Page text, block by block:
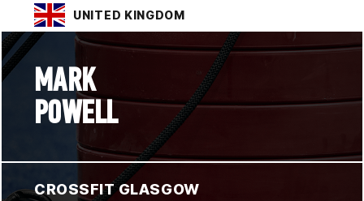
UNITED KINGDOM
MARK
POWELL
CROSSFIT GLASGOW